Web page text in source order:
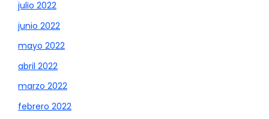
julio 2022
junio 2022
mayo 2022
abril 2022
marzo 2022
febrero 2022